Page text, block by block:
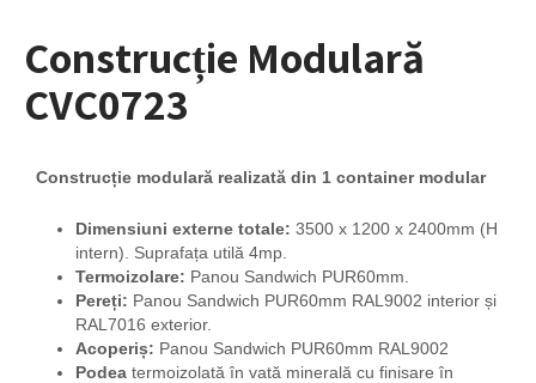
Construcție Modulară
CVC0723
Construcție modulară realizată din 1 container modular
Dimensiuni externe totale: 3500 x 1200 x 2400mm (H
intern). Suprafața utilă 4mp.
Termoizolare: Panou Sandwich PUR60mm.
Pereți: Panou Sandwich PUR60mm RAL9002 interior și
RAL7016 exterior.
Acoperiș: Panou Sandwich PUR60mm RAL9002
Podeatermoizolată în vată minerală cu finisare în